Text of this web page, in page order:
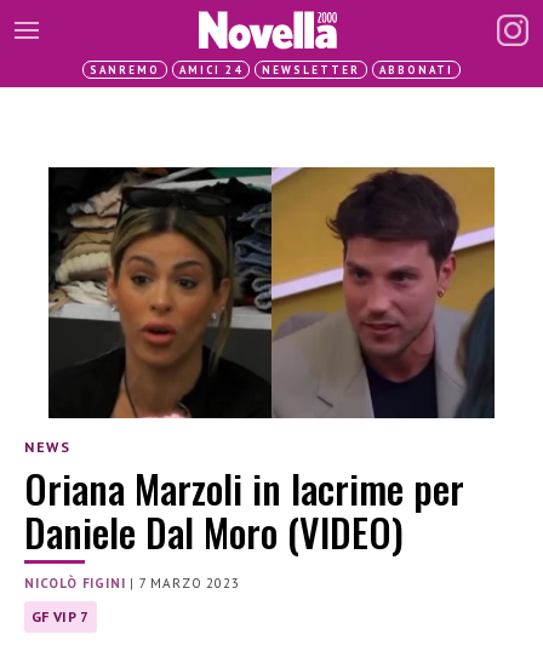
SANREMO AMICI 24 NEWSLETTER ABBONATI
NEWS
Oriana Marzoli in lacrime per
Daniele Dal Moro (VIDEO)
NICOLÒ FIGINI | 7 MARZO 2023
GF VIP 7